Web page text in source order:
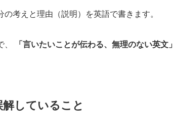
の考えと理由（説明）を英語で書きます。
、 「言いたいことが伝わる、無理のない英文」
していること